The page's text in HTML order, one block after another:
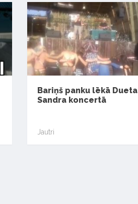
Bariņš panku lēkā Dueta
Sandra koncertā
Jautri